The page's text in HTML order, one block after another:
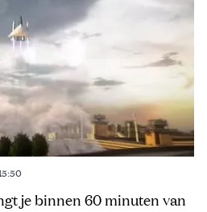
je binnen 60 minuten van